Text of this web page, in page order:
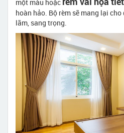
một màu hoặc
hoàn hảo. Bộ rèm sẽ mang lại
lãm, sang trọng.